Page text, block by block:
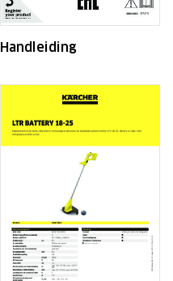
Handleiding